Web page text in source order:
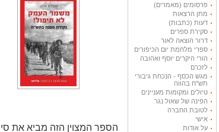
פרסומים (מאמרים)
מתן הרצאות
דעות (כתבות)
סקירת ספרים
דרור הוצאה לאור
ספרי מלחמת יום הכיפורים
הורי היקרים יוסף ואהובה
לזכרם
מגש הכסף - הנכחת גיבורי
תש"ח בהווה
טיולים ומקומות מעניינים
הפינה של שאול נגר
לטובת החברה
אישי
על אודות